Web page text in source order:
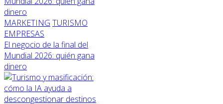
MARKETING TURISMO
EMPRESAS
El negocio de la final del
Mundial 2026: quién gana
dinero